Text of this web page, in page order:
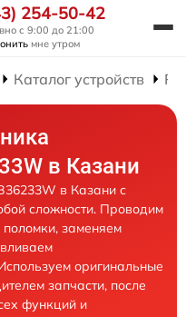
254-50-42
с 9:00 до 21:00
мне утром
Каталог устройств
в Казани
в Казани с
сложности. Проводим
заменяем
оригинальные
запчасти, после
функций и